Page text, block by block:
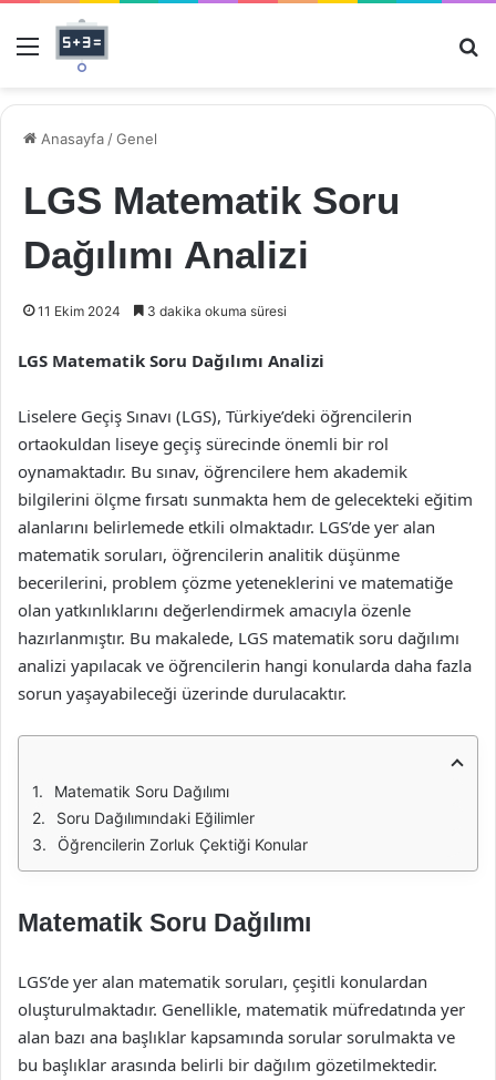
Menü
Anasayfa /Genel
LGS Matematik Soru
Dağılımı Analizi
11 Ekim 2024 3 dakika okuma süresi
LGS Matematik Soru Dağılımı Analizi
Liselere Geçiş Sınavı (LGS), Türkiye’deki öğrencilerin
ortaokuldan liseye geçiş sürecinde önemli bir rol
oynamaktadır. Bu sınav, öğrencilere hem akademik
bilgilerini ölçme fırsatı sunmakta hem de gelecekteki eğitim
alanlarını belirlemede etkili olmaktadır. LGS’de yer alan
matematik soruları, öğrencilerin analitik düşünme
becerilerini, problem çözme yeteneklerini ve matematiğe
olan yatkınlıklarını değerlendirmek amacıyla özenle
hazırlanmıştır. Bu makalede, LGS matematik soru dağılımı
analizi yapılacak ve öğrencilerin hangi konularda daha fazla
sorun yaşayabileceği üzerinde durulacaktır.
Matematik Soru Dağılımı
Soru Dağılımındaki Eğilimler
Öğrencilerin Zorluk Çektiği Konular
Matematik Soru Dağılımı
LGS’de yer alan matematik soruları, çeşitli konulardan
oluşturulmaktadır. Genellikle, matematik müfredatında yer
alan bazı ana başlıklar kapsamında sorular sorulmakta ve
bu başlıklar arasında belirli bir dağılım gözetilmektedir.